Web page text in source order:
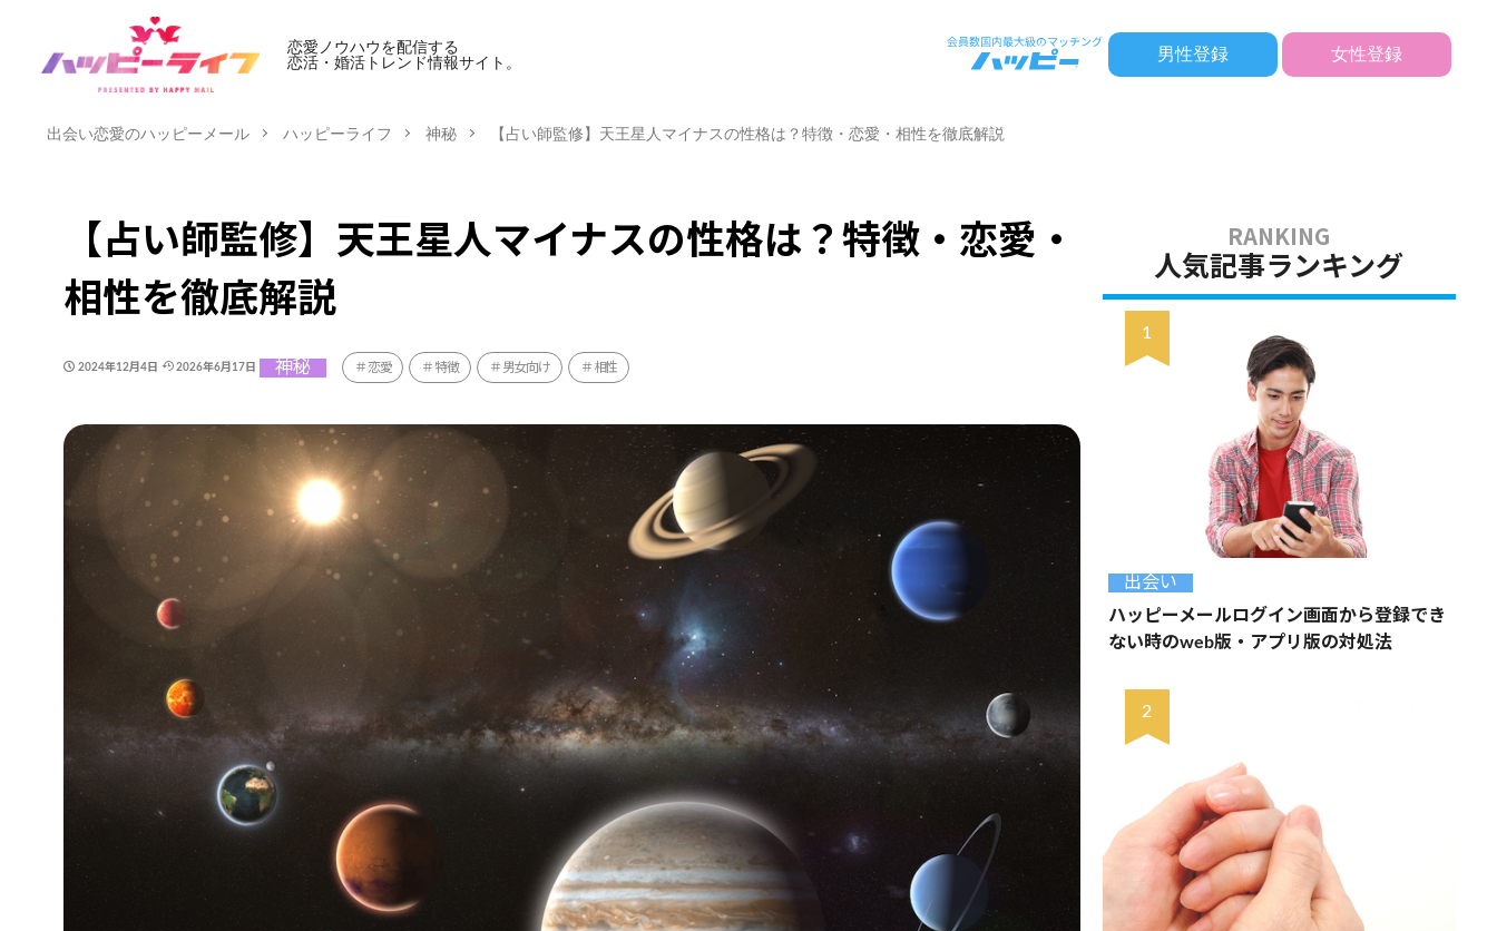
恋愛ノウハウを配信する
恋活・婚活トレンド情報サイト。
男性登録 女性登録
出会い恋愛のハッピーメール ハッピーライフ 神秘 【占い師監修】天王星人マイナスの性格は？特徴・恋愛・相性を徹底解説
【占い師監修】天王星人マイナスの性格は？特徴・恋愛・
相性を徹底解説
2024年12月4日 2026年6月17日 神秘 恋愛 特徴 男女向け 相性
人気記事ランキング
出会い
ハッピーメールログイン画面から登録でき
ない時のweb版・アプリ版の対処法